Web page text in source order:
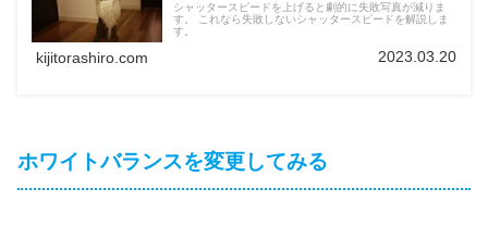
シャッタースピードを上げると劇的に失敗写真が減りま
す。 これなら失敗しないシャッタースピードを解説しま
す。
kijitorashiro.com 2023.03.20
ホワイトバランスを変更してみる